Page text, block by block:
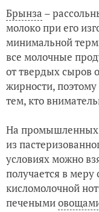
Брынза –
молоко при его
минимальной
все молочные
от твердых сыров
жирности,
тем, кто
На промышленных
из
условиях можно
получается в
кисломолочной
печеными